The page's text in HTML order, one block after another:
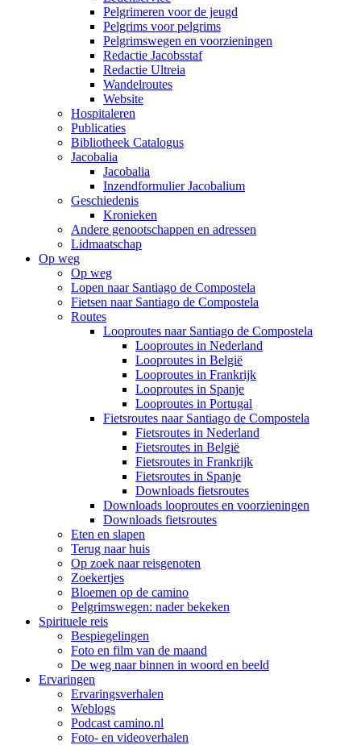
Pelgrimeren voor de jeugd
Pelgrims voor pelgrims
Pelgrimswegen en voorzieningen
Redactie Jacobsstaf
Redactie Ultreia
Wandelroutes
Website
Hospitaleren
Publicaties
Bibliotheek Catalogus
Jacobalia
Jacobalia
Inzendformulier Jacobalium
Geschiedenis
Kronieken
Andere genootschappen en adressen
Lidmaatschap
Op weg
Op weg
Lopen naar Santiago de Compostela
Fietsen naar Santiago de Compostela
Routes
Looproutes naar Santiago de Compostela
Looproutes in Nederland
Looproutes in België
Looproutes in Frankrijk
Looproutes in Spanje
Looproutes in Portugal
Fietsroutes naar Santiago de Compostela
Fietsroutes in Nederland
Fietsroutes in België
Fietsroutes in Frankrijk
Fietsroutes in Spanje
Downloads fietsroutes
Downloads looproutes en voorzieningen
Downloads fietsroutes
Eten en slapen
Terug naar huis
Op zoek naar reisgenoten
Zoekertjes
Bloemen op de camino
Pelgrimswegen: nader bekeken
Spirituele reis
Bespiegelingen
Foto en film van de maand
De weg naar binnen in woord en beeld
Ervaringen
Ervaringsverhalen
Weblogs
Podcast camino.nl
Foto- en videoverhalen